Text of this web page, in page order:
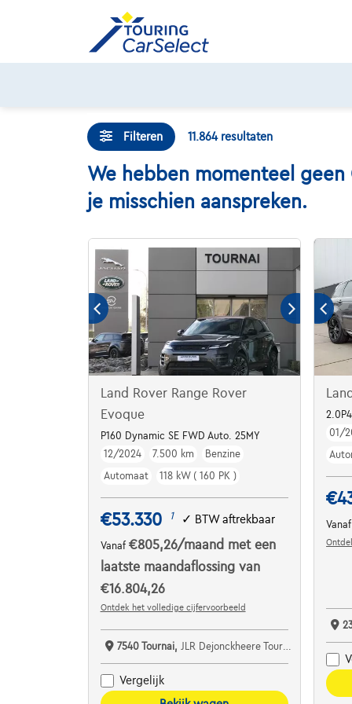
Filteren 11.864 resultaten
We hebben momenteel
je misschien aanspreken.
Land Rover Range Rover
Evoque
P160 Dynamic SE FWD Auto. 25MY
12/2024
7.500 km
Benzine
Automaat
118 kW ( 160 PK )
€53.330 1 ✓ BTW aftrekbaar
Vanaf €805,26/maand met een
laatste maandaflossing van
€16.804,26
Ontdek het volledige cijfervoorbeeld
7540 Tournai, JLR Dejonckheere Tournai
Vergelijk
01/